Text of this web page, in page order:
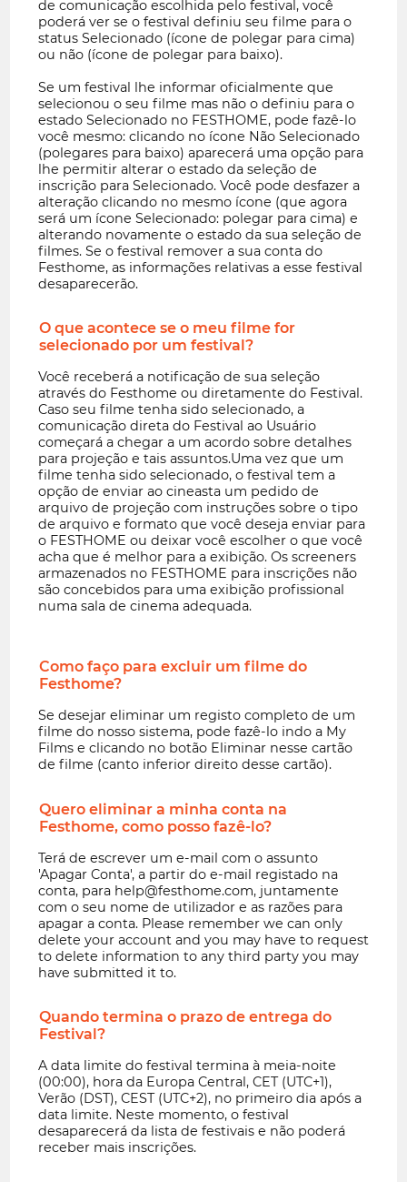
de comunicação escolhida pelo festival, você
poderá ver se o festival definiu seu filme para o
status Selecionado (ícone de polegar para cima)
ou não (ícone de polegar para baixo).
Se um festival lhe informar oficialmente que
selecionou o seu filme mas não o definiu para o
estado Selecionado no FESTHOME, pode fazê-lo
você mesmo: clicando no ícone Não Selecionado
(polegares para baixo) aparecerá uma opção para
lhe permitir alterar o estado da seleção de
inscrição para Selecionado. Você pode desfazer a
alteração clicando no mesmo ícone (que agora
será um ícone Selecionado: polegar para cima) e
alterando novamente o estado da sua seleção de
filmes. Se o festival remover a sua conta do
Festhome, as informações relativas a esse festival
desaparecerão.
O que acontece se o meu filme for
selecionado por um festival?
Você receberá a notificação de sua seleção
através do Festhome ou diretamente do Festival.
Caso seu filme tenha sido selecionado, a
comunicação direta do Festival ao Usuário
começará a chegar a um acordo sobre detalhes
para projeção e tais assuntos.Uma vez que um
filme tenha sido selecionado, o festival tem a
opção de enviar ao cineasta um pedido de
arquivo de projeção com instruções sobre o tipo
de arquivo e formato que você deseja enviar para
o FESTHOME ou deixar você escolher o que você
acha que é melhor para a exibição. Os screeners
armazenados no FESTHOME para inscrições não
são concebidos para uma exibição profissional
numa sala de cinema adequada.
Como faço para excluir um filme do
Festhome?
Se desejar eliminar um registo completo de um
filme do nosso sistema, pode fazê-lo indo a My
Films e clicando no botão Eliminar nesse cartão
de filme (canto inferior direito desse cartão).
Quero eliminar a minha conta na
Festhome, como posso fazê-lo?
Terá de escrever um e-mail com o assunto
'Apagar Conta', a partir do e-mail registado na
conta, para help@festhome.com, juntamente
com o seu nome de utilizador e as razões para
apagar a conta. Please remember we can only
delete your account and you may have to request
to delete information to any third party you may
have submitted it to.
Quando termina o prazo de entrega do
Festival?
A data limite do festival termina à meia-noite
(00:00), hora da Europa Central, CET (UTC+1),
Verão (DST), CEST (UTC+2), no primeiro dia após a
data limite. Neste momento, o festival
desaparecerá da lista de festivais e não poderá
receber mais inscrições.